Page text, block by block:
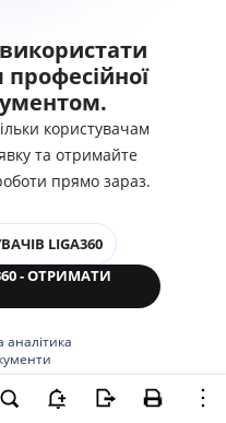
користувачам
та отримайте
прямо зараз.
LIGA360
- ОТРИМАТИ
аналітика